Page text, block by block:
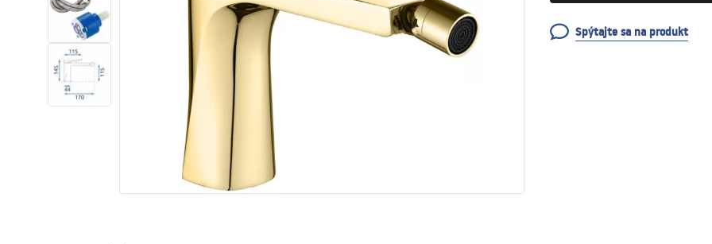
Vaňa so zástenou
Batérie
Spýtajte sa na produkt